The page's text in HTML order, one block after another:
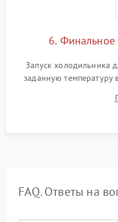
6. Финальное
Запуск холодильника
заданную температуру
компрессора,
срабатывания
FAQ. Ответы на